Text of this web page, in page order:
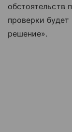
обстоятельств
проверки
решение».